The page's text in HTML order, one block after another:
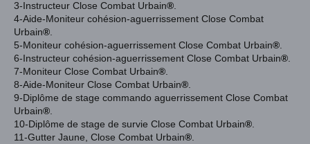
3-Instructeur Close Combat Urbain®
4-Aide-Moniteur cohésion-aguerrissement Close Combat
Urbain®
5-Moniteur cohésion-aguerrissement Close Combat Urbain®
6-Instructeur cohésion-aguerrissement Close Combat Urbain®
7-Moniteur Close Combat Urbain®
8-Aide-Moniteur Close Combat Urbain®
9-Diplôme de stage commando aguerrissement Close Combat
Urbain®
10-Diplôme de stage de survie Close Combat Urbain®
11-Gutter Jaune, Close Combat Urbain®